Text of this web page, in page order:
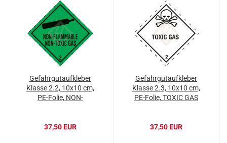
Gefahrgutaufkleber
Klasse 2.2, 10x10 cm,
PE-Folie, NON-
37,50 EUR
Gefahrgutaufkleber
Klasse 2.3, 10x10 cm,
PE-Folie, TOXIC GAS
37,50 EUR